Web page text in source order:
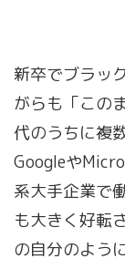
新卒でブラッ
がらも「この
代のうちに複
Googleや
系大手企業で
も大きく好転
の自分のよう